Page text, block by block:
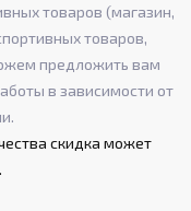
товаров (магазин,
товаров,
предложить вам
в зависимости от
скидка может